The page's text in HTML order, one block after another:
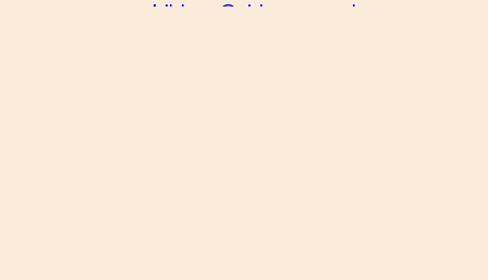
ausbildung@vidya-sagar.de